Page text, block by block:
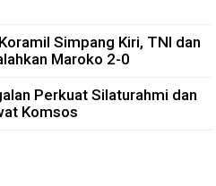
Simpang Kiri, TNI dan
Maroko 2-0
Perkuat Silaturahmi dan
Komsos